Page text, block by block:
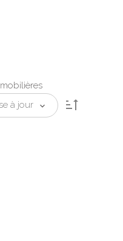
à jour